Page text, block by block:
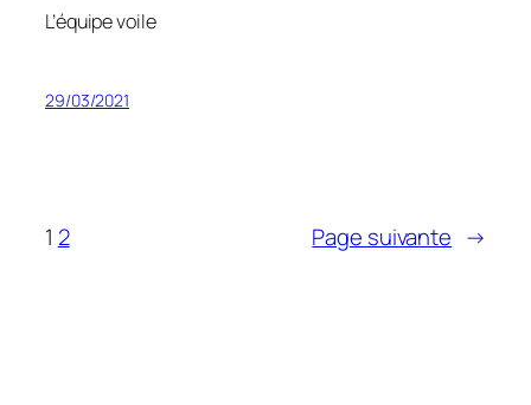
L’équipe voile
29/03/2021
1 2 Page suivante →